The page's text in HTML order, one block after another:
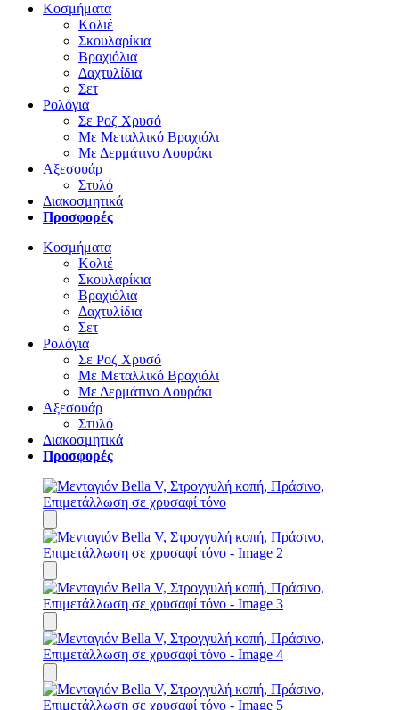
Κοσμήματα
Κολιέ
Σκουλαρίκια
Βραχιόλια
Δαχτυλίδια
Σετ
Ρολόγια
Σε Ροζ Χρυσό
Με Μεταλλικό Βραχιόλι
Με Δερμάτινο Λουράκι
Αξεσουάρ
Στυλό
Διακοσμητικά
Προσφορές
Κοσμήματα
Κολιέ
Σκουλαρίκια
Βραχιόλια
Δαχτυλίδια
Σετ
Ρολόγια
Σε Ροζ Χρυσό
Με Μεταλλικό Βραχιόλι
Με Δερμάτινο Λουράκι
Αξεσουάρ
Στυλό
Διακοσμητικά
Προσφορές